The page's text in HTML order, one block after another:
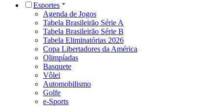
Esportes
Agenda de Jogos
Tabela Brasileirão Série A
Tabela Brasileirão Série B
Tabela Eliminatórias 2026
Copa Libertadores da América
Olimpíadas
Basquete
Vôlei
Automobilismo
Golfe
e-Sports